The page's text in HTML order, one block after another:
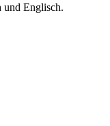
und Englisch.